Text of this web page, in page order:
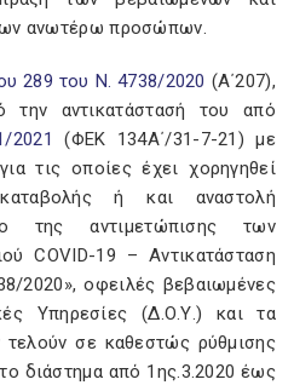
ανωτέρω προσώπων.
289 του Ν. 4738/2020 (Α΄207),
αντικατάστασή του από
2021
(ΦΕΚ 134Α΄/31-7-21) με
τις οποίες έχει χορηγηθεί
ή και αναστολή
της αντιμετώπισης των
COVID-19 – Αντικατάσταση
2020», οφειλές βεβαιωμένες
Υπηρεσίες (Δ.Ο.Υ.) και τα
τελούν σε καθεστώς ρύθμισης
διάστημα από 1ης.3.2020 έως